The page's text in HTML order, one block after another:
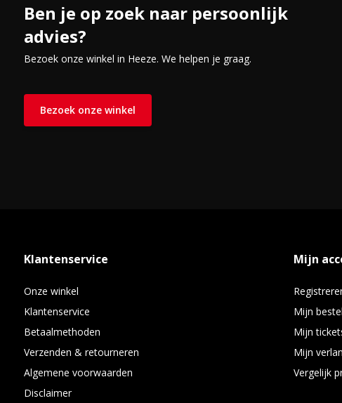
Ben je op zoek naar persoonlijk
advies?
Bezoek onze winkel in Heeze. We helpen je graag.
Bezoek onze winkel
Klantenservice
Onze winkel
Klantenservice
Betaalmethoden
Verzenden & retourneren
Algemene voorwaarden
Disclaimer
Mijn
Mijn
Mijn
Mijn
Vergelijk